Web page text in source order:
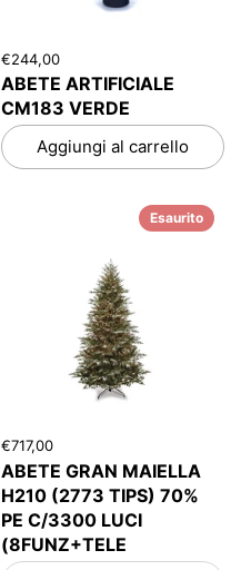
€244,00
ABETE ARTIFICIALE
CM183 VERDE
Aggiungi al carrello
€717,00
ABETE GRAN MAIELLA
H210 (2773 TIPS) 70%
PE C/3300 LUCI
(8FUNZ+TELE
Esaurito